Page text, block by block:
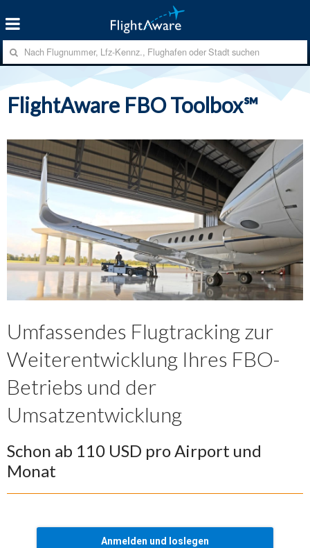
FlightAware FBO Toolbox℠
Umfassendes Flugtracking zur
Weiterentwicklung Ihres FBO-
Betriebs und der
Umsatzentwicklung
Schon ab 110 USD pro Airport und
Monat
Anmelden und loslegen